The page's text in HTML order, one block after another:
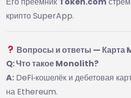
крипто SuperApp.
Вопросы и ответы — Карта
Q: Что такое Monolith?
A: DeFi‑кошелёк и дебетовая
на Ethereum.